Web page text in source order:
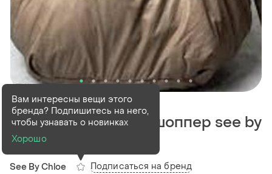
В наличии1 шт
Нейлоновая сумка-шоппер see by
chloé
See By Chloe
Вам интересны вещи этого
бренда? Подпишитесь на него,
чтобы узнавать о новинках
Хорошо
Подписаться на бренд